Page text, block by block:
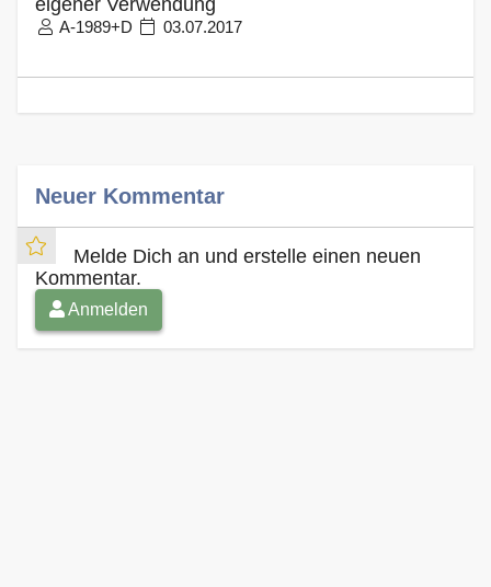
eigener Verwendung
A-1989+D 03.07.2017
Neuer Kommentar
Melde Dich an und erstelle einen neuen
Kommentar.
Anmelden